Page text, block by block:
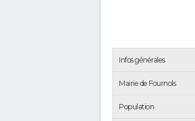
Infos générales
Mairie de Fournols
Population